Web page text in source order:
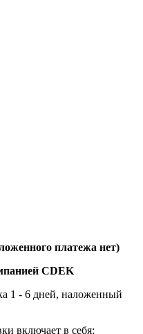
платежа нет)
CDEK
1 - 6 дней, наложенный
включает в себя: